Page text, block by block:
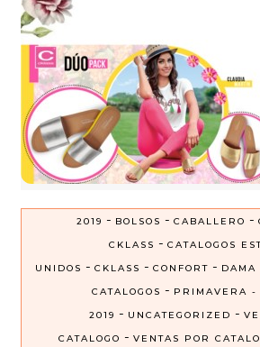
2019 - BOLSOS - CABALLERO -
CKLASS - CATALOGOS
UNIDOS - CKLASS - CONFORT - DAMA
CATALOGOS - PRIMAVERA -
2019 - UNCATEGORIZED -
CATALOGO - VENTAS POR